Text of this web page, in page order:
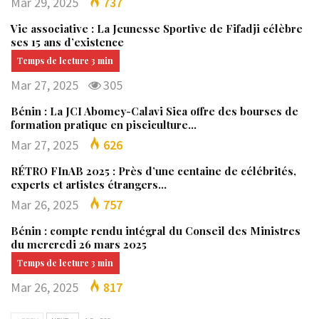
Vie associative : La Jeunesse Sportive de Fifadji célèbre
ses 15 ans d’existence
Mar 27, 2025 305
Bénin : La JCI Abomey-Calavi Sica offre des bourses de
formation pratique en pisciculture…
Mar 27, 2025 626
RÉTRO FInAB 2025 : Près d’une centaine de célébrités,
experts et artistes étrangers…
Mar 26, 2025 757
Bénin : compte rendu intégral du Conseil des Ministres
du mercredi 26 mars 2025
Mar 26, 2025 817